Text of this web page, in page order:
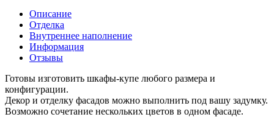
Описание
Отделка
Внутреннее наполнение
Информация
Отзывы
Готовы изготовить шкафы-купе любого размера и
конфигурации.
Декор и отделку фасадов можно выполнить под вашу задумку.
Возможно сочетание нескольких цветов в одном фасаде.